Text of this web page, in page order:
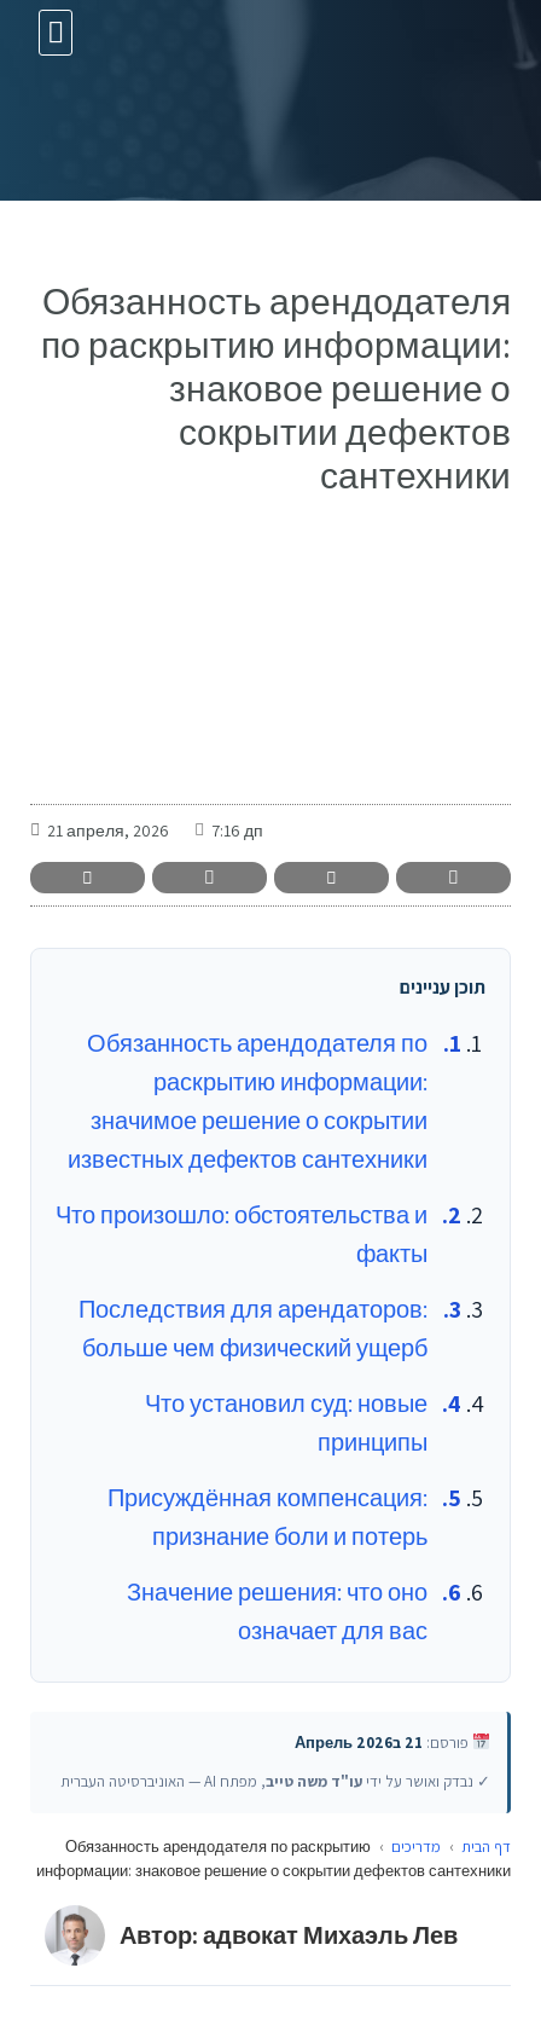
Обязанность арендодателя
по раскрытию информации:
знаковое решение о
сокрытии дефектов
сантехники
21 апреля, 2026 7:16 дп
תוכן עניינים
Обязанность арендодателя по
раскрытию информации:
значимое решение о сокрытии
известных дефектов сантехники
Что произошло: обстоятельства и
факты
Последствия для арендаторов:
больше чем физический ущерб
Что установил суд: новые
принципы
Присуждённая компенсация:
признание боли и потерь
Значение решения: что оно
означает для вас
פורסם: 21 בАпрель 2026
✓ נבדק ואושר על ידי עו"ד משה טייב, מפתח AI — האוניברסיטה העברית
דף הבית › מדריכים ›
Обязанность арендодателя по раскрытию
информации: знаковое решение о сокрытии дефектов сантехники
Автор: адвокат Михаэль Лев